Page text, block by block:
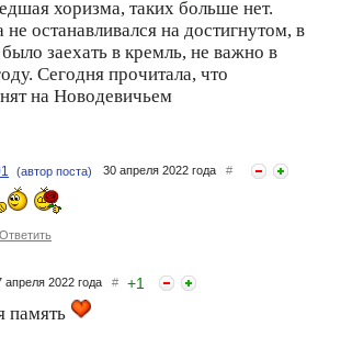
хоризма, таких больше нет.
не останавливался на достигнутом, в
заехать в кремль, не важно в
Сегодня прочитала, что
на Новодевичьем
(автор поста) 30 апреля 2022 года #
Ответить
апреля 2022 года # +1
память